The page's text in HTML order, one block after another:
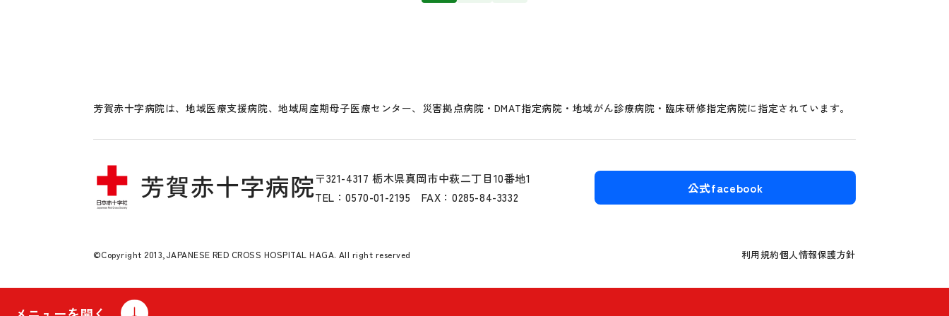
芳賀赤十字病院は、地域医療支援病院、地域周産期母子医療センター、災害拠点病院・DMAT指定病院・地域がん診療病院・臨床研修指定病院に指定されています。
〒321-4317 栃木県真岡市中萩二丁目10番地1
TEL：0570-01-2195
FAX：0285-84-3332
公式facebook
©Copyright 2013,JAPANESE RED CROSS HOSPITAL HAGA. All right reserved 利用規約個人情報保護方針